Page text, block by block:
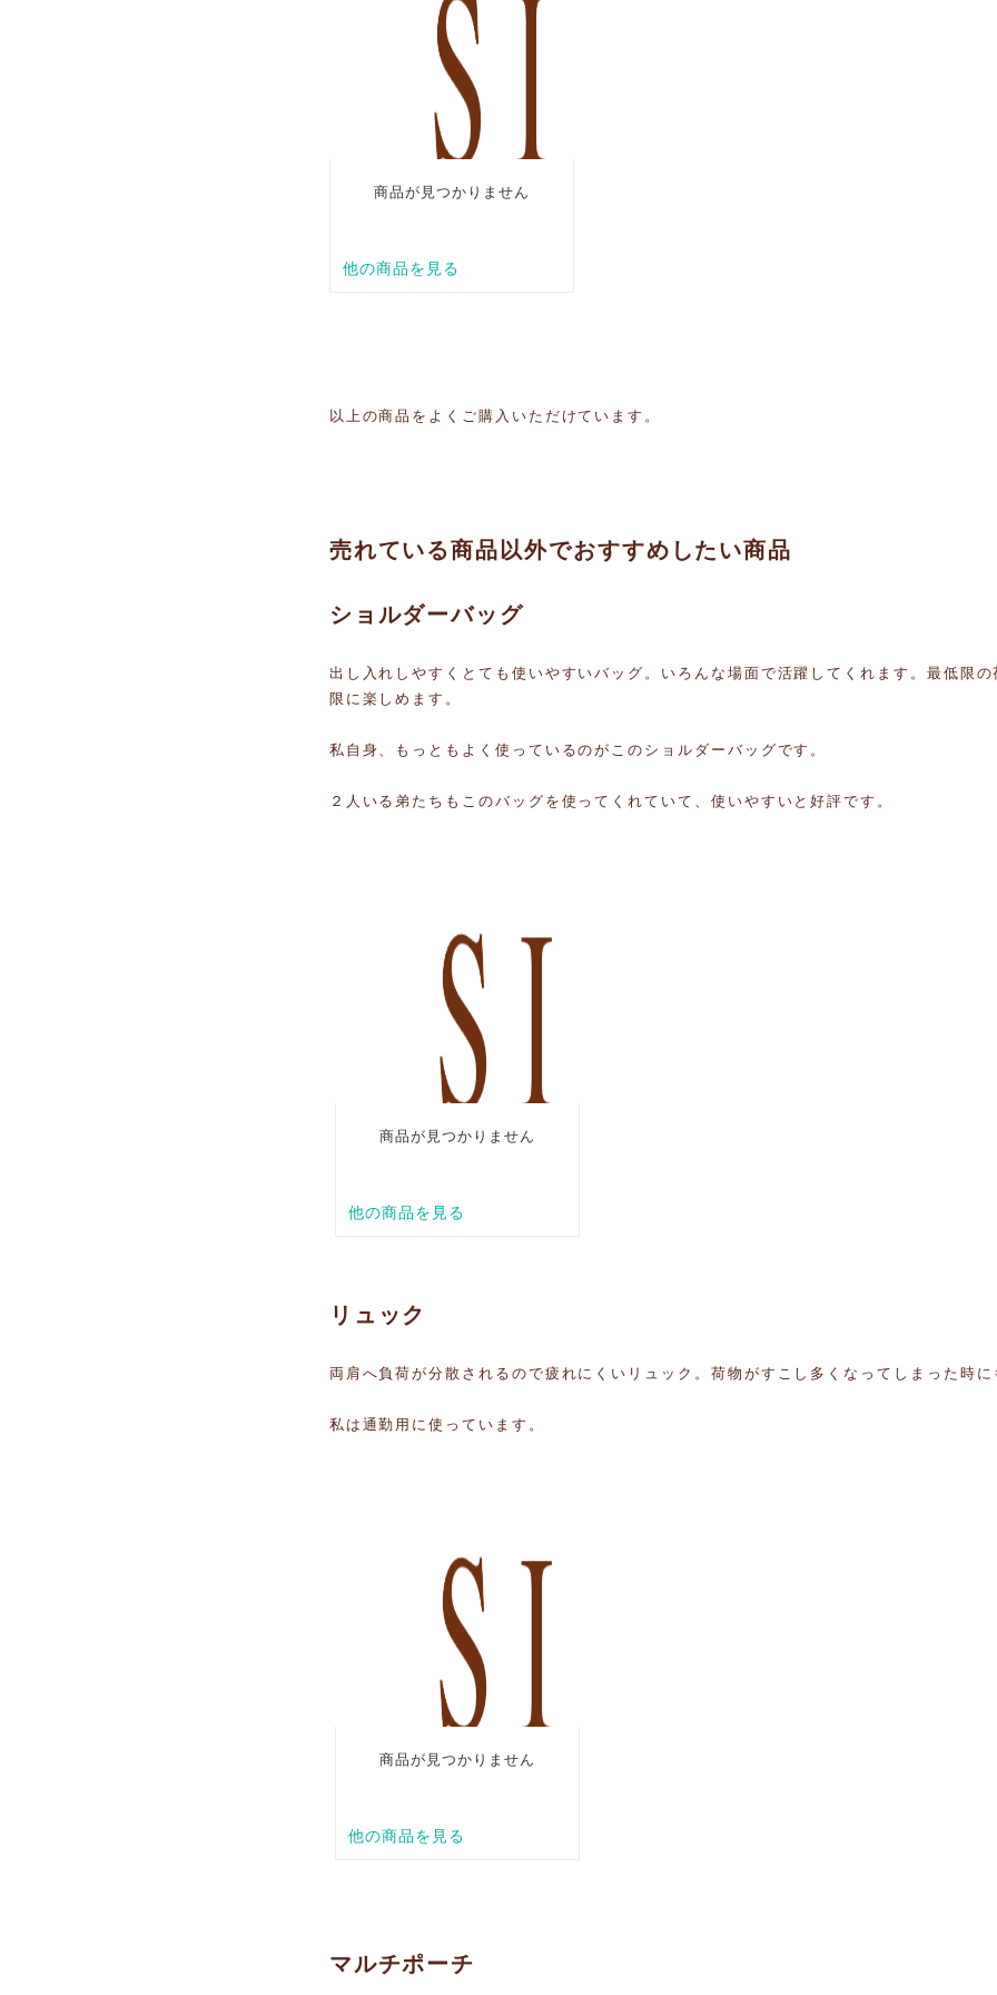
以上の商品をよくご購入いただけています。
売れている商品以外でおすすめしたい商品
ショルダーバッグ
出し入れしやすくとても使いやすいバッグ。いろんな場面で活躍してくれます。最低限
限に楽しめます。
私自身、もっともよく使っているのがこのショルダーバッグです。
２人いる弟たちもこのバッグを使ってくれていて、使いやすいと好評です。
リュック
両肩へ負荷が分散されるので疲れにくいリュック。荷物がすこし多くなってしまった時に
私は通勤用に使っています。
マルチポーチ